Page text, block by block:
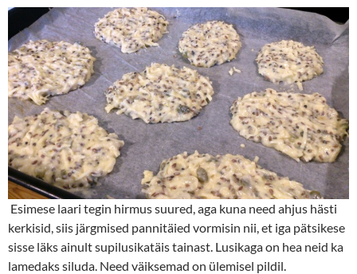
Esimese laari tegin hirmus suured, aga kuna need ahjus hästi
kerkisid, siis järgmised pannitäied vormisin nii, et iga pätsikese
sisse läks ainult supilusikatäis tainast. Lusikaga on hea neid ka
lamedaks siluda. Need väiksemad on ülemisel pildil.